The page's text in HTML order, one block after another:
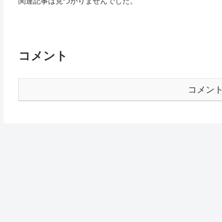
コメント
コメン